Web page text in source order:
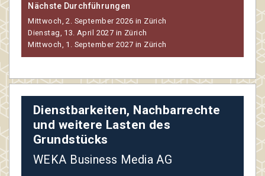
Nächste Durchführungen
Mittwoch, 2. September 2026 in Zürich
Dienstag, 13. April 2027 in Zürich
Mittwoch, 1. September 2027 in Zürich
Dienstbarkeiten, Nachbarrechte
und weitere Lasten des
Grundstücks
WEKA Business Media AG